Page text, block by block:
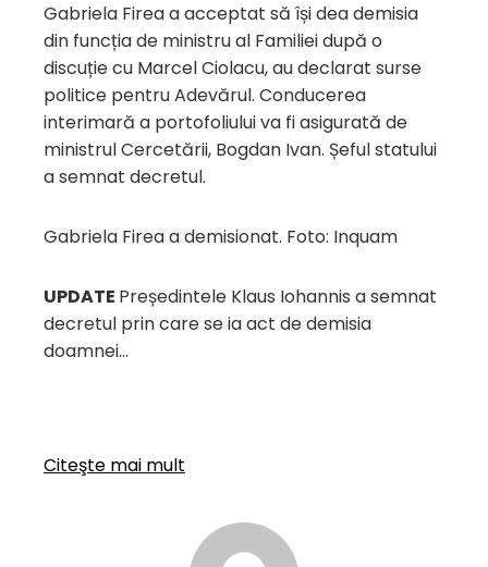
Gabriela Firea a acceptat să își dea demisia
din funcția de ministru al Familiei după o
discuție cu Marcel Ciolacu, au declarat surse
politice pentru Adevărul. Conducerea
interimară a portofoliului va fi asigurată de
ministrul Cercetării, Bogdan Ivan. Șeful statului
a semnat decretul.
Gabriela Firea a demisionat. Foto: Inquam
UPDATE Președintele Klaus Iohannis a semnat
decretul prin care se ia act de demisia
doamnei…
Citeşte mai mult